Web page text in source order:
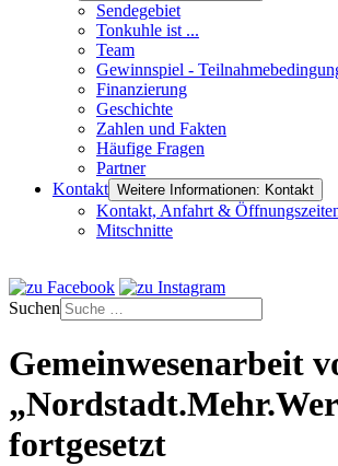
Sendegebiet
Tonkuhle ist ...
Team
Gewinnspiel -
Finanzierung
Geschichte
Zahlen und Fakten
Häufige Fragen
Partner
Kontakt Weitere Informationen: Kontakt
Kontakt, Anfahrt &
Mitschnitte
Suchen
Gemeinwesenarbeit
fortgesetzt